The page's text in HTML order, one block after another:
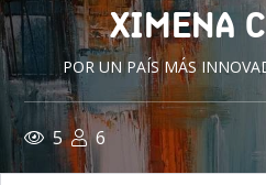
XIMENA
POR UN PAÍS MÁS
5 6